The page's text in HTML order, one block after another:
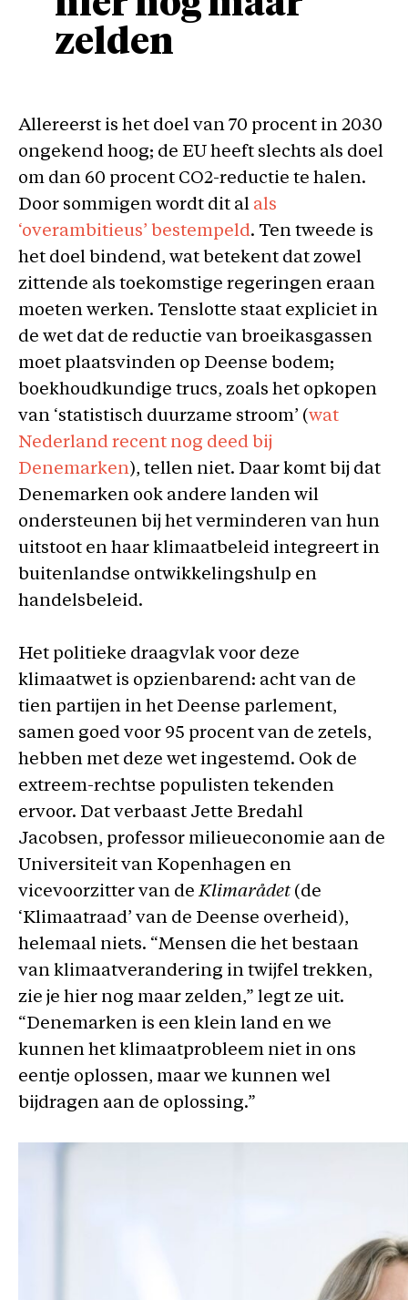
zelden
Allereerst is het doel van 70 procent in 2030
ongekend hoog; de EU heeft slechts als doel
om dan 60 procent CO2-reductie te halen.
Door sommigen wordt dit al als
‘overambitieus’ bestempeld. Ten tweede is
het doel bindend, wat betekent dat zowel
zittende als toekomstige regeringen eraan
moeten werken. Tenslotte staat expliciet in
de wet dat de reductie van broeikasgassen
moet plaatsvinden op Deense bodem;
boekhoudkundige trucs, zoals het opkopen
van ‘statistisch duurzame stroom’ (wat
Nederland recent nog deed bij
Denemarken), tellen niet. Daar komt bij dat
Denemarken ook andere landen wil
ondersteunen bij het verminderen van hun
uitstoot en haar klimaatbeleid integreert in
buitenlandse ontwikkelingshulp en
handelsbeleid.
Het politieke draagvlak voor deze
klimaatwet is opzienbarend: acht van de
tien partijen in het Deense parlement,
samen goed voor 95 procent van de zetels,
hebben met deze wet ingestemd. Ook de
extreem-rechtse populisten tekenden
ervoor. Dat verbaast Jette Bredahl
Jacobsen, professor milieueconomie aan de
Universiteit van Kopenhagen en
vicevoorzitter van deKlimarådet (de
‘Klimaatraad’ van de Deense overheid),
helemaal niets. “Mensen die het bestaan
van klimaatverandering in twijfel trekken,
zie je hier nog maar zelden,” legt ze uit.
“Denemarken is een klein land en we
kunnen het klimaatprobleem niet in ons
eentje oplossen, maar we kunnen wel
bijdragen aan de oplossing.”